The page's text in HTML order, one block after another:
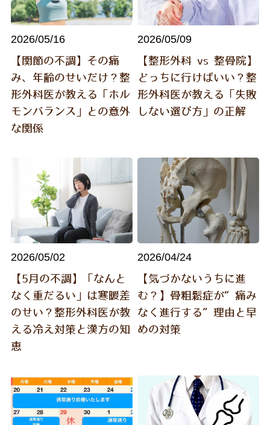
2026/05/16
【関節の不調】その痛
み、年齢のせいだけ？整
形外科医が教える「ホル
モンバランス」との意外
な関係
2026/05/09
【整形外科 vs 整骨院】
どっちに行けばいい？整
形外科医が教える「失敗
しない選び方」の正解
2026/05/02
【5月の不調】「なんと
なく重だるい」は寒暖差
のせい？整形外科医が教
える冷え対策と漢方の知
恵
2026/04/24
【気づかないうちに進
む？】骨粗鬆症が“痛み
なく進行する”理由と早
めの対策